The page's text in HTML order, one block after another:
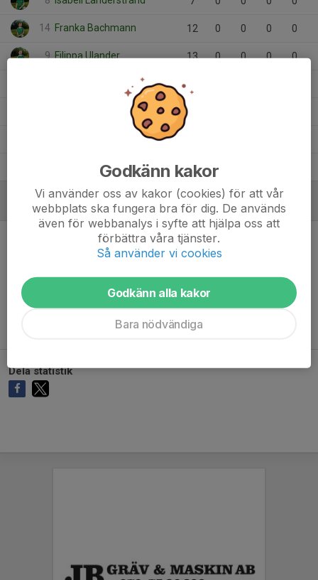
14 Franka Bachmann 12 0 0 0 0
9 Filippa Ulander 13 0 0 0 0
13
Alice Karlsson 6 0
MÅLVAKTER
Dela statistik
Godkänn kakor
Vi använder oss av kakor (cookies) för att vår
webbplats ska fungera bra för dig. De används
även för webbanalys i syfte att hjälpa oss att
förbättra våra tjänster.
Så använder vi cookies
Godkänn alla kakor
Bara nödvändiga